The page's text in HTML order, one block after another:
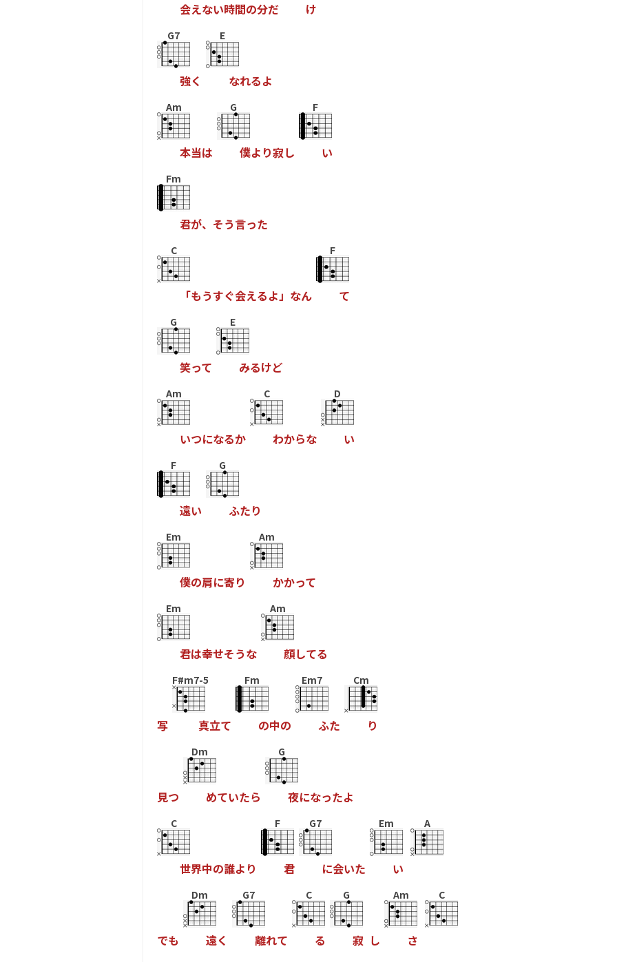
会えない時間の分だ け
G7
強く
E
なれるよ
Am
本当は
G
僕よ り寂し
F
い
Fm
君が、 そう言った
C
「もうすぐ会えるよ」 なん
F
て
G
笑って
E
みるけど
Am
いつになるか
C
わからな
D
い
F
遠い
G
ふたり
Em
僕の肩に寄り
Am
かかって
Em
君は幸せそうな
Am
顔してる
写
F#m7-5
真立て
Fm
の中の
Em7
ふた
Cm
り
見つ
Dm
めていたら
G
夜になったよ
C
世界中の誰よ り
F
君
G7
に会いた
Em
い
A
でも
Dm
遠く
G7
離れて
C
る
G
寂 し
Am
さ
C